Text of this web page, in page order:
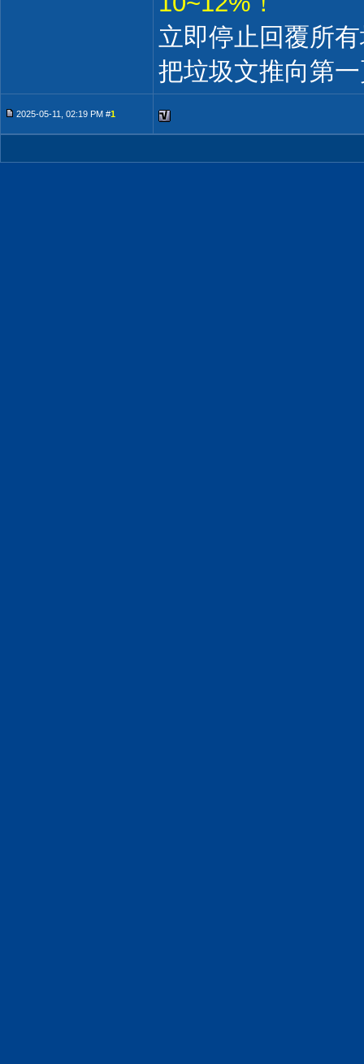
立即停止回覆所
把垃圾文推向第
2025-05-11, 02:19 PM #1